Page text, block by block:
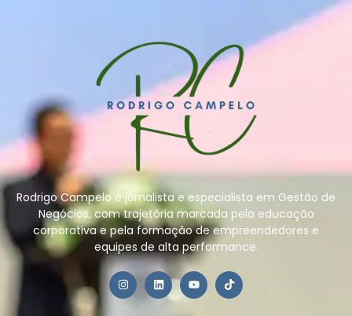
Rodrigo Campelo é jornalista e especialista em Gestão de
Negócios, com trajetória marcada pela educação
corporativa e pela formação de empreendedores e
equipes de alta performance.